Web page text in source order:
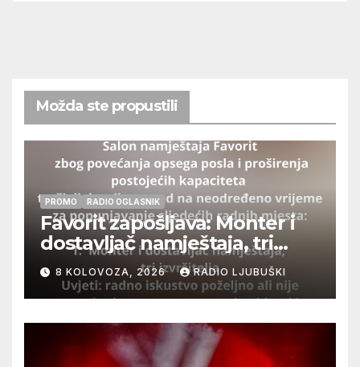
Možda ste propustili
PROMO RADIO OGLASNIK
Favorit zapošljava: Monter i
dostavljač namještaja, tri
izvršitelja
8 KOLOVOZA, 2026 RADIO LJUBUŠKI